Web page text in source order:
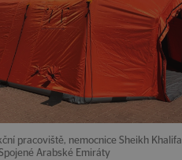
pracoviště, nemocnice Sheikh Khalifa
Arabské Emiráty